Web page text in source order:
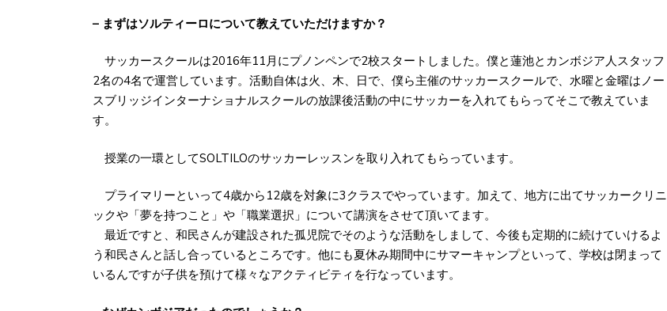
– まずはソルティーロについて教えていただけますか？
サッカースクールは2016年11月にプノンペンで2校スタートしました。僕と蓮池とカンボジア人スタッフ
2名の4名で運営しています。活動自体は火、木、日で、僕ら主催のサッカースクールで、水曜と金曜はノー
スブリッジインターナショナルスクールの放課後活動の中にサッカーを入れてもらってそこで教えていま
す。
授業の一環としてSOLTILOのサッカーレッスンを取り入れてもらっています。
プライマリーといって4歳から12歳を対象に3クラスでやっています。加えて、地方に出てサッカークリニ
ックや「夢を持つこと」や「職業選択」について講演をさせて頂いてます。
最近ですと、和民さんが建設された孤児院でそのような活動をしまして、今後も定期的に続けていけるよ
う和民さんと話し合っているところです。他にも夏休み期間中にサマーキャンプといって、学校は閉まって
いるんですが子供を預けて様々なアクティビティを行なっています。